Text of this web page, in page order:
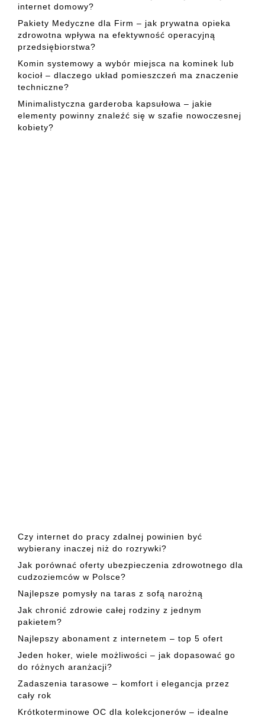
internet domowy?
Pakiety Medyczne dla Firm – jak prywatna opieka
zdrowotna wpływa na efektywność operacyjną
przedsiębiorstwa?
Komin systemowy a wybór miejsca na kominek lub
kocioł – dlaczego układ pomieszczeń ma znaczenie
techniczne?
Minimalistyczna garderoba kapsułowa – jakie
elementy powinny znaleźć się w szafie nowoczesnej
kobiety?
Czy internet do pracy zdalnej powinien być
wybierany inaczej niż do rozrywki?
Jak porównać oferty ubezpieczenia zdrowotnego dla
cudzoziemców w Polsce?
Najlepsze pomysły na taras z sofą narożną
Jak chronić zdrowie całej rodziny z jednym
pakietem?
Najlepszy abonament z internetem – top 5 ofert
Jeden hoker, wiele możliwości – jak dopasować go
do różnych aranżacji?
Zadaszenia tarasowe – komfort i elegancja przez
cały rok
Krótkoterminowe OC dla kolekcjonerów – idealne